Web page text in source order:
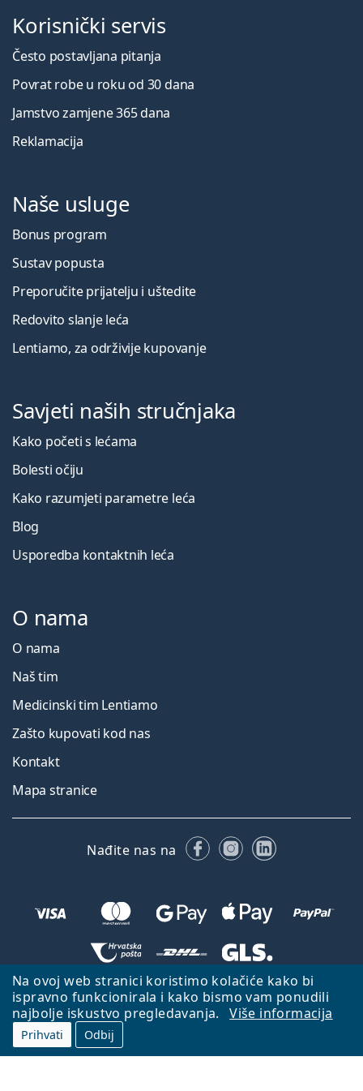
Na ovoj web stranici koristimo kolačiće kako bi
ispravno funkcionirala i kako bismo vam ponudili
najbolje iskustvo pregledavanja.
Više informacija
Prihvati Odbij
Korisnički servis
Često postavljana pitanja
Povrat robe u roku od 30 dana
Jamstvo zamjene 365 dana
Reklamacija
Naše usluge
Bonus program
Sustav popusta
Preporučite prijatelju i uštedite
Redovito slanje leća
Lentiamo, za održivije kupovanje
Savjeti naših stručnjaka
Kako početi s lećama
Bolesti očiju
Kako razumjeti parametre leća
Blog
Usporedba kontaktnih leća
O nama
O nama
Naš tim
Medicinski tim Lentiamo
Zašto kupovati kod nas
Kontakt
Mapa stranice
Nađite nas na FacebookuInstagramu
LinkedIn
Natrag na početnu stranicu
Lentiamo.hr je u vlasništvu i upravljanju tvrtke Lentiamo s.r.o., Češka
Republika